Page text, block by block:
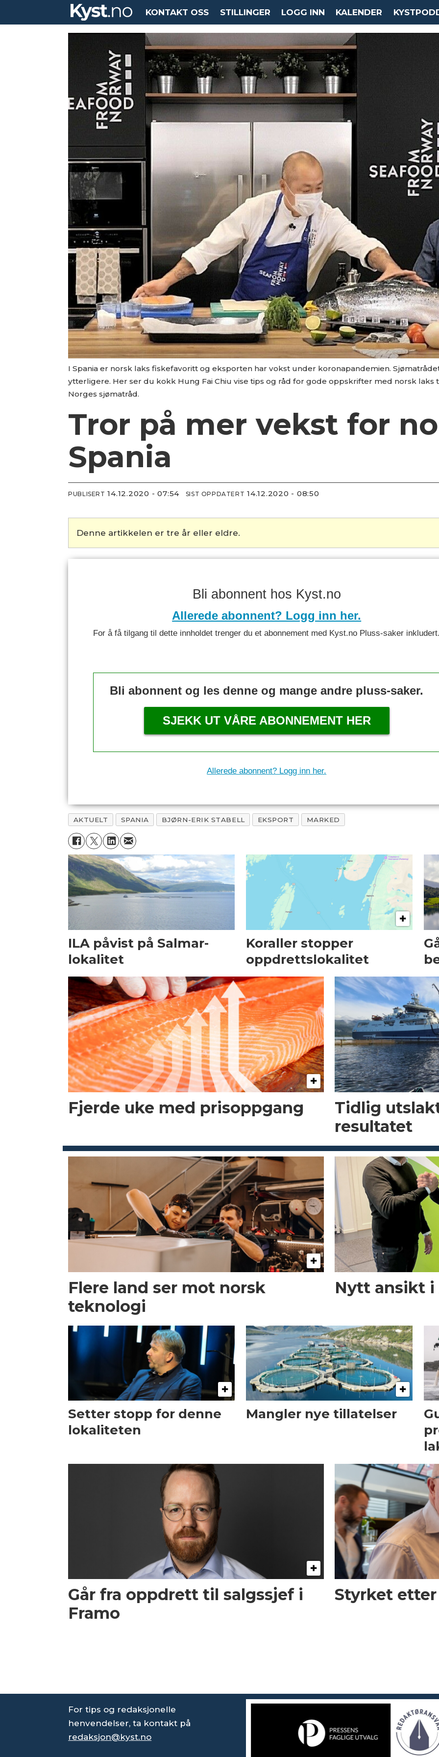
KONTAKT OSS STILLINGER LOGG INN KALENDER
I Spania er norsk laks fiskefavoritt og eksporten har vokst under koronapandemien.
ytterligere. Her ser du kokk Hung Fai Chiu vise tips og råd for gode oppskrifter med norsk
Norges sjømatråd.
Tror på mer vekst for
Spania
PUBLISERT 14.12.2020 - 07:54 SIST OPPDATERT 14.12.2020 - 08:50
Denne artikkelen er tre år eller eldre.
Bli abonnent hos Kyst.no
Allerede abonnent? Logg inn her.
For å få tilgang til dette innholdet trenger du et abonnement med Kyst.no Pluss-saker
Bli abonnent og les denne og mange andre pluss-saker.
SJEKK UT VÅRE ABONNEMENT HER
Allerede abonnent? Logg inn her.
AKTUELT SPANIA BJØRN-ERIK STABELL EKSPORT MARKED
ILA påvist på Salmar-
lokalitet
Koraller stopper
oppdrettslokalitet
Fjerde uke med prisoppgang
Tidlig
resultatet
Flere land ser mot norsk
teknologi
Nytt ansikt i
Setter stopp for denne
lokaliteten
Mangler nye tillatelser
Går fra oppdrett til salgssjef i
Framo
Styrket
For tips og redaksjonelle
henvendelser, ta kontakt på
redaksjon@kyst.no